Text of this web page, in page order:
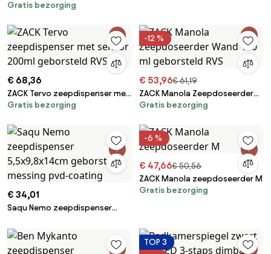
met vergrotingsfactor Ø18cm
Gratis bezorging
€ 68,36
ZACK Tervo zeepdispenser met
sensor 200ml geborsteld RVS
Gratis bezorging
-12 %
€ 53,96€ 61,19
ZACK Manola Zeepdoseerder
Wand 130 ml geborsteld RVS
Gratis bezorging
€ 34,01
Saqu Nemo zeepdispenser
messing pvd-coating
-6 %
€ 47,66€ 50,56
ZACK Manola zeepdoseerder M
Gratis bezorging
TOP 3